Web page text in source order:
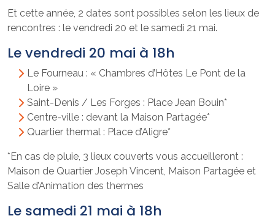
Et cette année, 2 dates sont possibles selon les lieux de
rencontres : le vendredi 20 et le samedi 21 mai.
Le vendredi 20 mai à 18h
Le Fourneau : « Chambres d’Hôtes Le Pont de la
Loire »
Saint-Denis / Les Forges : Place Jean Bouin*
Centre-ville : devant la Maison Partagée*
Quartier thermal : Place d’Aligre*
*En cas de pluie, 3 lieux couverts vous accueilleront :
Maison de Quartier Joseph Vincent, Maison Partagée et
Salle d’Animation des thermes
Le samedi 21 mai à 18h